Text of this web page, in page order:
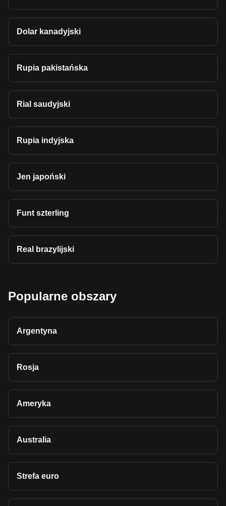
Dolar kanadyjski
Rupia pakistańska
Rial saudyjski
Rupia indyjska
Jen japoński
Funt szterling
Real brazylijski
Popularne obszary
Argentyna
Rosja
Ameryka
Australia
Strefa euro